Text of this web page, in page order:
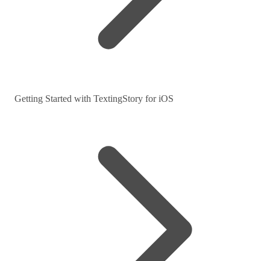
Getting Started with TextingStory for iOS